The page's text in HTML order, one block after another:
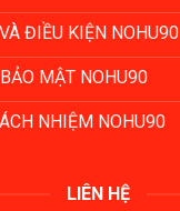
ĐIỀU KIỆN NOHU90
MẬT NOHU90
NHIỆM NOHU90
LIÊN HỆ